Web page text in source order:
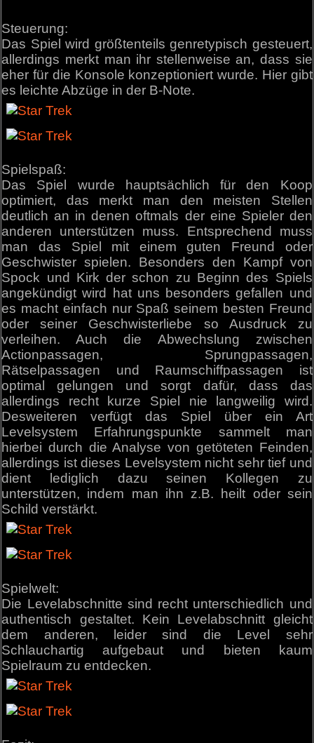
Steuerung:
Das Spiel wird größtenteils genretypisch gesteuert,
allerdings merkt man ihr stellenweise an, dass sie
eher für die Konsole konzeptioniert wurde. Hier gibt
es leichte Abzüge in der B-Note.
Spielspaß:
Das Spiel wurde hauptsächlich für den Koop
optimiert, das merkt man den meisten Stellen
deutlich an in denen oftmals der eine Spieler den
anderen unterstützen muss. Entsprechend muss
man das Spiel mit einem guten Freund oder
Geschwister spielen. Besonders den Kampf von
Spock und Kirk der schon zu Beginn des Spiels
angekündigt wird hat uns besonders gefallen und
es macht einfach nur Spaß seinem besten Freund
oder seiner Geschwisterliebe so Ausdruck zu
verleihen. Auch die Abwechslung zwischen
Actionpassagen, Sprungpassagen,
Rätselpassagen und Raumschiffpassagen ist
optimal gelungen und sorgt dafür, dass das
allerdings recht kurze Spiel nie langweilig wird.
Desweiteren verfügt das Spiel über ein Art
Levelsystem Erfahrungspunkte sammelt man
hierbei durch die Analyse von getöteten Feinden,
allerdings ist dieses Levelsystem nicht sehr tief und
dient lediglich dazu seinen Kollegen zu
unterstützen, indem man ihn z.B. heilt oder sein
Schild verstärkt.
Spielwelt:
Die Levelabschnitte sind recht unterschiedlich und
authentisch gestaltet. Kein Levelabschnitt gleicht
dem anderen, leider sind die Level sehr
Schlauchartig aufgebaut und bieten kaum
Spielraum zu entdecken.